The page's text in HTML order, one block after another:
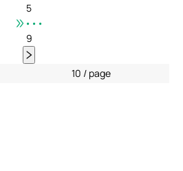
5
•••
9
10 / page